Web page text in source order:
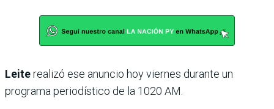
Leiterealizó ese anuncio hoy viernes durante un
programa periodístico de la 1020 AM.